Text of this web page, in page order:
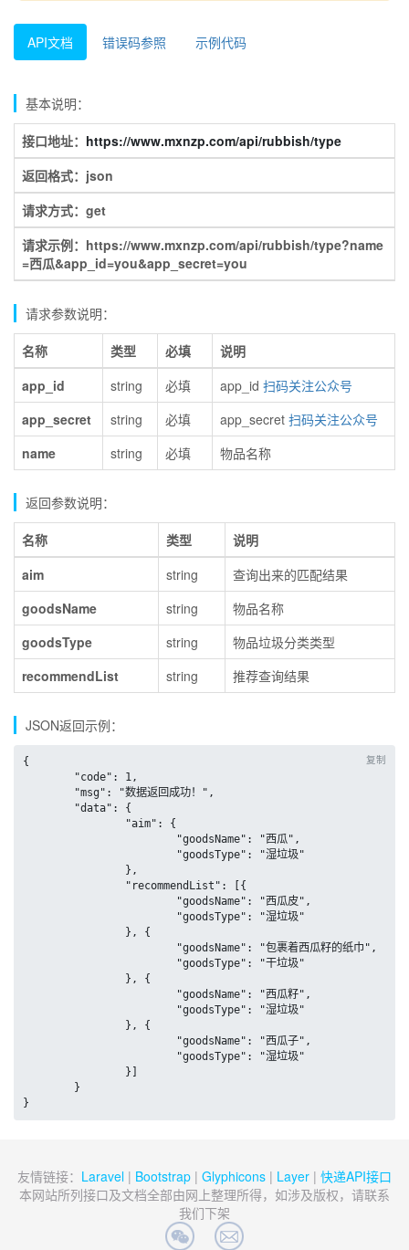
API文档 错误码参照 示例代码
基本说明：
接口地址： https://www.mxnzp.com/api/rubbish/type
返回格式：json
请求方式：get
请求示例：https://www.mxnzp.com/api/rubbish/type?name
=西瓜&app_id=you&app_secret=you
请求参数说明：
名称 类型 必填
说明
app_id
string 必填 app_id 扫码关注公众号
app_secret
string 必填 app_secret 扫码关注公众号
name
string 必填 物品名称
返回参数说明：
名称 类型
说明
aim
string
查询出来的匹配结果
goodsName
string
物品名称
goodsType
string
物品垃圾分类类型
recommendList
string 推荐查询结果
JSON返回示例：
复制
{
}
友情链接： Laravel | Bootstrap | Glyphicons | Layer | 快递API接口
本网站所列接口及文档全部由网上整理所得，如涉及版权，请联系
我们下架